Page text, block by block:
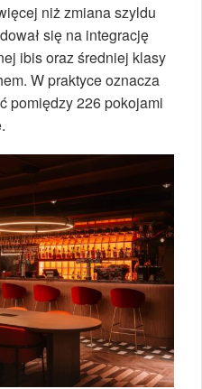
niż zmiana szyldu
się na integrację
ibis oraz średniej klasy
W praktyce oznacza
pomiędzy 226 pokojami